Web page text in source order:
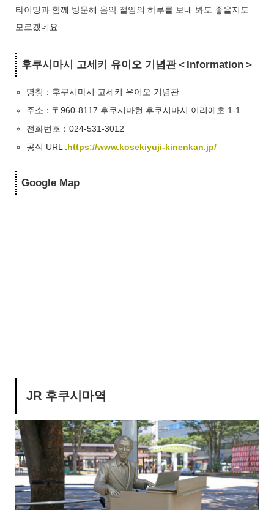
타이밍과 함께 방문해 음악 절임의 하루를 보내 봐도 좋을지도
모르겠네요
후쿠시마시 고세키 유이오 기념관＜Information＞
명칭： 후쿠시마시 고세키 유이오 기념관
주소：〒960-8117 후쿠시마현 후쿠시마시 이리에초 1-1
전화번호：024-531-3012
공식 URL :https://www.kosekiyuji-kinenkan.jp/
Google Map
JR 후쿠시마역